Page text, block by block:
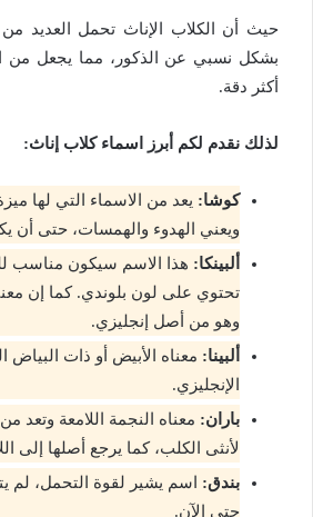
حيث أن الكلاب الإناث تحمل العديد
بشكل نسبي عن الذكور، مما يجعل من
أكثر دقة.
لذلك نقدم لكم أبرز اسماء كلاب إناث:
كوشا: يعد من الاسماء التي لها
ويعني الهدوء والهمسات، حتى أن
ألبينكا: هذا الاسم سيكون مناسب
تحتوي على لون بلوندي. كما إن
وهو من أصل إنجليزي.
ألبينا: معناه الأبيض أو ذات البياض
الإنجليزي.
باران: معناه النجمة اللامعة وتعد
لأنثى الكلب، كما يرجع أصلها إلى
بندق: اسم يشير لقوة التحمل، لم
حتى الآن.